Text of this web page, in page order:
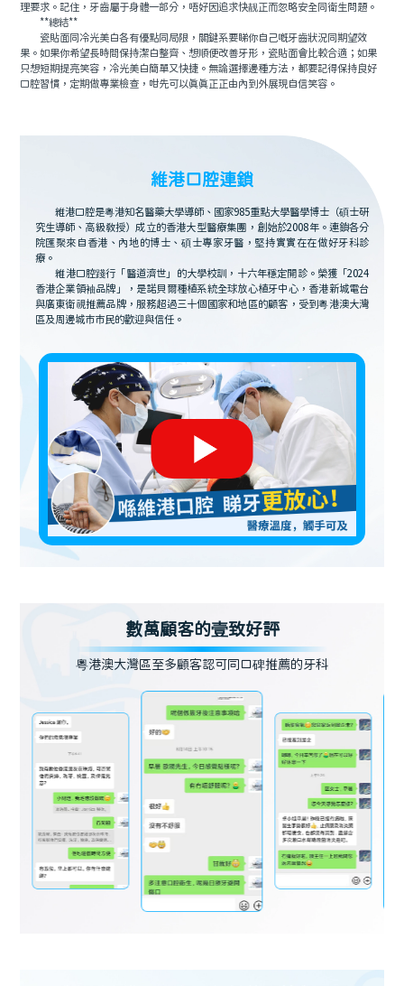
理要求。記住，牙齒屬于身體一部分，唔好因追求快靓正而忽略安全同衛生問題。
**總結**
瓷貼面同冷光美白各有優點同局限，關鍵系要睇你自己嘅牙齒狀況同期望效
果。如果你希望長時間保持潔白整齊、想順便改善牙形，瓷貼面會比較合適；如果
只想短期提亮笑容，冷光美白簡單又快捷。無論選擇邊種方法，都要記得保持良好
口腔習慣，定期做專業檢查，咁先可以真真正正由內到外展現自信笑容。
維港口腔連鎖
維港口腔是粵港知名醫藥大學導師、國家985重點大學醫學博士（碩士研
究生導師、高級教授）成立的香港大型醫療集團，創始於2008年。連鎖各分
院匯聚來自香港、內地的博士、碩士專家牙醫，堅持實實在在做好牙科診
療。
維港口腔踐行「醫道濟世」的大學校訓，十六年穩定開診。榮獲「2024
香港企業領袖品牌」，是諾貝爾種植系統全球放心植牙中心，香港新城電台
與廣東衛視推薦品牌，服務超過三十個國家和地區的顧客，受到粵港澳大灣
區及周邊城市市民的歡迎與信任。
數萬顧客的壹致好評
粵港澳大灣區至多顧客認可同口碑推薦的牙科